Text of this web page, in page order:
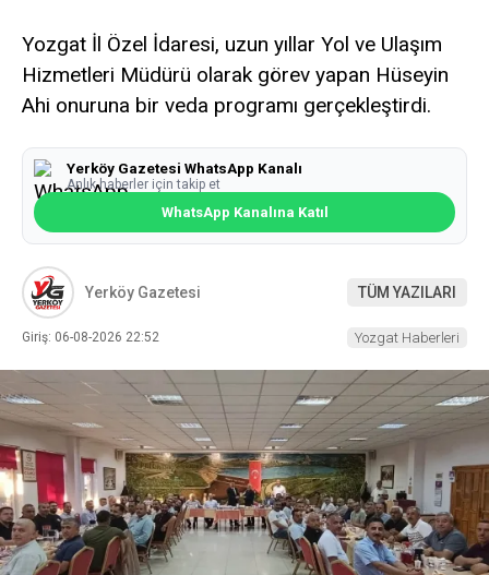
Yozgat İl Özel İdaresi, uzun yıllar Yol ve Ulaşım
Hizmetleri Müdürü olarak görev yapan Hüseyin
Ahi onuruna bir veda programı gerçekleştirdi.
Yerköy Gazetesi WhatsApp Kanalı
Anlık haberler için takip et
WhatsApp Kanalına Katıl
Yerköy Gazetesi TÜM YAZILARI
Giriş: 06-08-2026 22:52 Yozgat Haberleri